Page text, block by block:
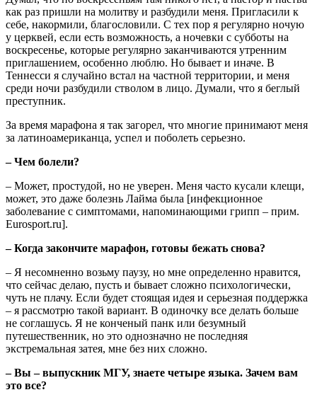
как раз пришли на молитву и разбудили меня. Пригласили к
себе, накормили, благословили. С тех пор я регулярно ночую
у церквей, если есть возможность, а ночевки с субботы на
воскресенье, которые регулярно заканчиваются утренним
приглашением, особенно люблю. Но бывает и иначе. В
Теннесси я случайно встал на частной территории, и меня
среди ночи разбудили стволом в лицо. Думали, что я беглый
преступник.
За время марафона я так загорел, что многие принимают меня
за латиноамериканца, успел и поболеть серьезно.
– Чем болели?
– Может, простудой, но не уверен. Меня часто кусали клещи,
может, это даже болезнь Лайма была [инфекционное
заболевание с симптомами, напоминающими грипп – прим.
Eurosport.ru].
– Когда закончите марафон, готовы бежать снова?
– Я несомненно возьму паузу, но мне определенно нравится,
что сейчас делаю, пусть и бывает сложно психологически,
чуть не плачу. Если будет стоящая идея и серьезная поддержка
– я рассмотрю такой вариант. В одиночку все делать больше
не соглашусь. Я не конченый панк или безумный
путешественник, но это однозначно не последняя
экстремальная затея, мне без них сложно.
– Вы – выпускник МГУ, знаете четыре языка. Зачем вам
это все?